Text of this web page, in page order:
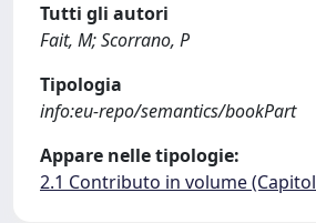
Tutti gli autori
Fait, M; Scorrano, P
Tipologia
info:eu-repo/semantics/bookPart
Appare nelle tipologie:
2.1 Contributo in volume